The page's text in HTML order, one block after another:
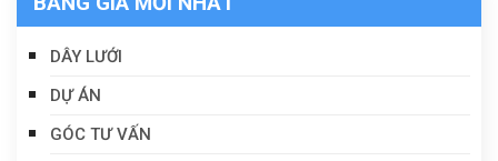
DÂY LƯỚI
DỰ ÁN
GÓC TƯ VẤN